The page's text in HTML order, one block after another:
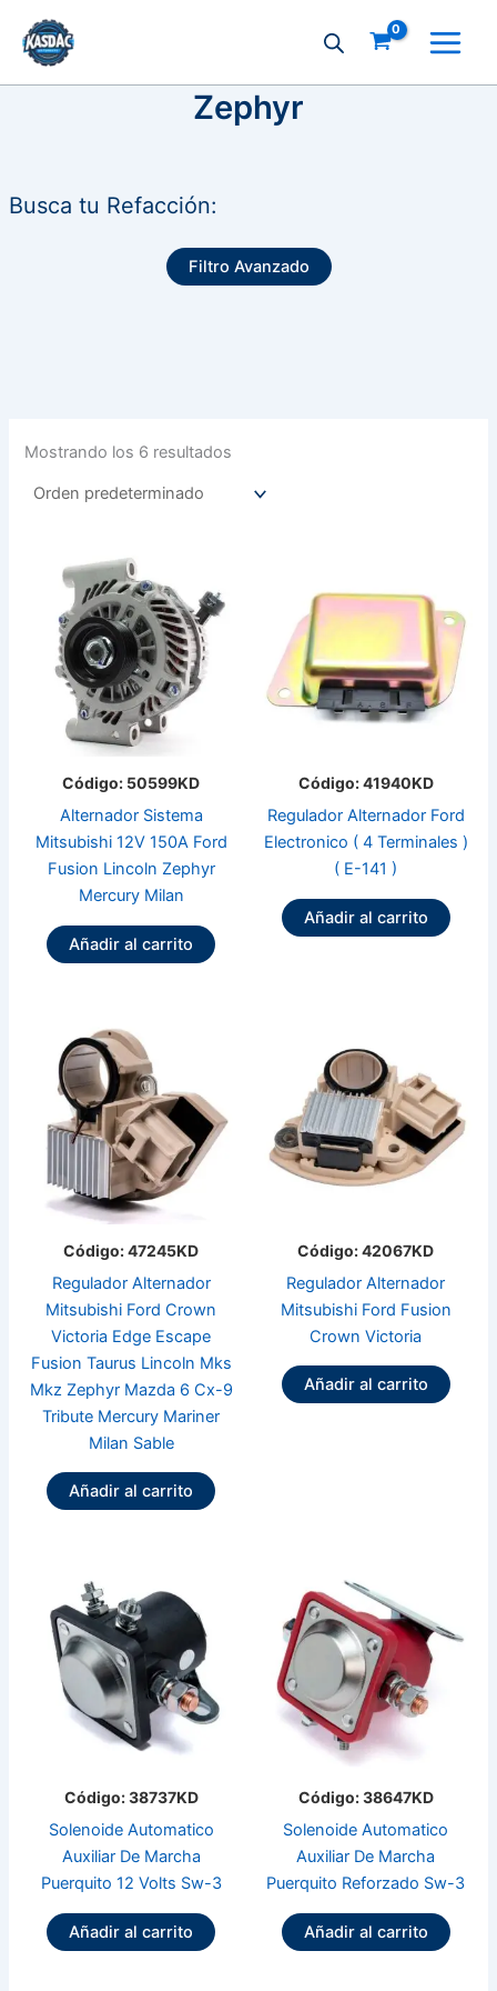
contenido
Zephyr
Busca tu Refacción:
Filtro Avanzado
Mostrando los 6 resultados
Código: 50599KD
Alternador Sistema
Mitsubishi 12V 150A Ford
Fusion Lincoln Zephyr
Mercury Milan
Añadir al carrito
Código: 41940KD
Regulador Alternador Ford
Electronico ( 4 Terminales )
( E-141 )
Añadir al carrito
Código: 47245KD
Regulador Alternador
Mitsubishi Ford Crown
Victoria Edge Escape
Fusion Taurus Lincoln Mks
Mkz Zephyr Mazda 6 Cx-9
Tribute Mercury Mariner
Milan Sable
Añadir al carrito
Código: 42067KD
Regulador Alternador
Mitsubishi Ford Fusion
Crown Victoria
Añadir al carrito
Código: 38737KD
Solenoide Automatico
Auxiliar De Marcha
Puerquito 12 Volts Sw-3
Añadir al carrito
Código: 38647KD
Solenoide Automatico
Auxiliar De Marcha
Puerquito Reforzado Sw-3
Añadir al carrito